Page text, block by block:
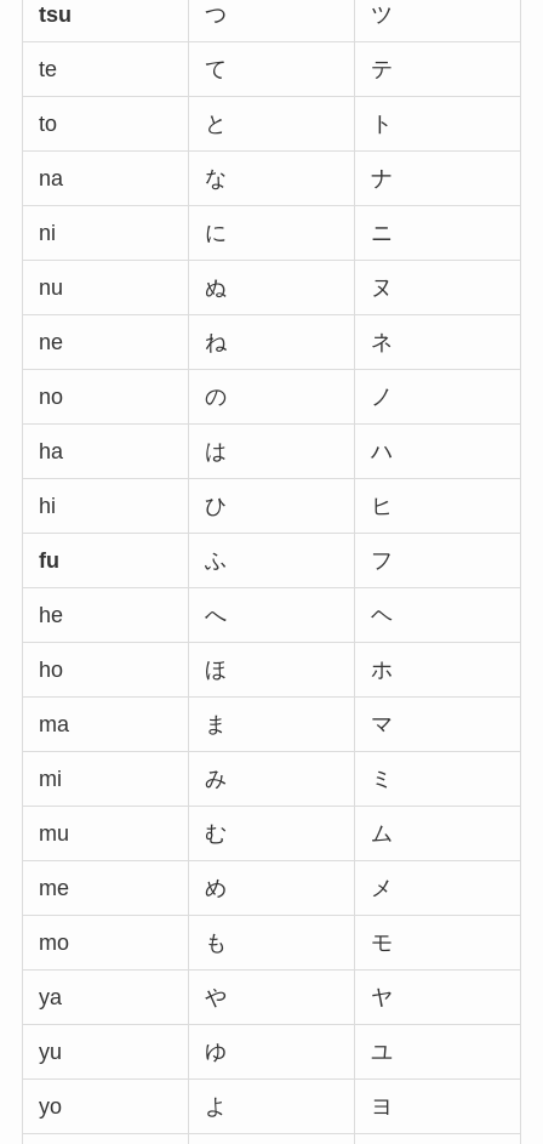
tsu つ ツ
te て テ
to と ト
na な ナ
ni に ニ
nu ぬ ヌ
ne ね ネ
no の ノ
ha は ハ
hi ひ ヒ
fu ふ フ
he へ ヘ
ho ほ ホ
ma ま マ
mi み ミ
mu む ム
me め メ
mo も モ
ya や ヤ
yu ゆ ユ
yo よ ヨ